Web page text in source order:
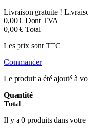
Livraison gratuite !
0,00 € Dont TVA
0,00 € Total
Les prix sont TTC
Commander
Le produit a été ajouté à
Quantité
Total
Il y a 0 produits dans votre